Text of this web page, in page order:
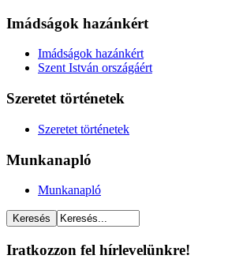
Imádságok hazánkért
Imádságok hazánkért
Szent István országáért
Szeretet történetek
Szeretet történetek
Munkanapló
Munkanapló
Iratkozzon fel hírlevelünkre!